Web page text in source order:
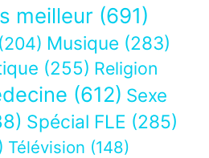
meilleur (691)
(204) Musique (283)
(255) Religion
(612) Sexe
Spécial FLE (285)
Télévision (148)